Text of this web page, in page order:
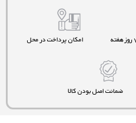
امکان پرداخت در محل
ضمانت اصل بودن کالا